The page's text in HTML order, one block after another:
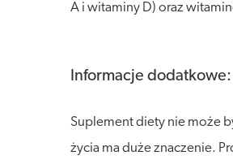
A i witaminy D) oraz
Informacje dodatkowe:
Suplement diety nie może
życia ma duże znaczenie.